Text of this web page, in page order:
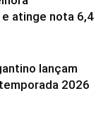
e atinge nota 6,4
lançam
2026